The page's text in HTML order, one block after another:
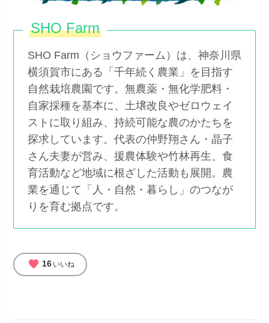
SHO Farm
SHO Farm（ショウファーム）は、神奈川県
横須賀市にある「千年続く農業」を目指す
自然栽培農園です。無農薬・無化学肥料・
自家採種を基本に、土壌改良やゼロウェイ
ストに取り組み、持続可能な農のかたちを
探求しています。代表の仲野翔さん・晶子
さん夫妻が営み、援農体験や竹林再生、食
育活動など地域に根ざした活動も展開。農
業を通じて「人・自然・暮らし」のつなが
りを育む拠点です。
favorite 16 いいね